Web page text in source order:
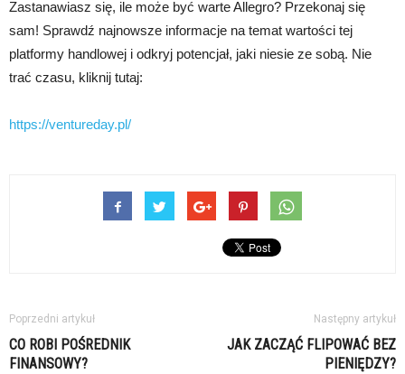
Zastanawiasz się, ile może być warte Allegro? Przekonaj się
sam! Sprawdź najnowsze informacje na temat wartości tej
platformy handlowej i odkryj potencjał, jaki niesie ze sobą. Nie
trać czasu, kliknij tutaj:
https://ventureday.pl/
Poprzedni artykuł
CO ROBI POŚREDNIK
FINANSOWY?
Następny artykuł
JAK ZACZĄĆ FLIPOWAĆ BEZ
PIENIĘDZY?